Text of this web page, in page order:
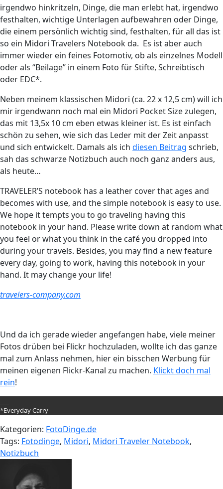
irgendwo hinkritzeln, Dinge, die man erlebt hat, irgendwo
festhalten, wichtige Unterlagen aufbewahren oder Dinge,
die einem persönlich wichtig sind, festhalten, für all das ist
so ein Midori Travelers Notebook da. Es ist aber auch
immer wieder ein feines Fotomotiv, ob als einzelnes Modell
oder als “Beilage” in einem Foto für Stifte, Schreibtisch
oder EDC*.
Neben meinem klassischen Midori (ca. 22 x 12,5 cm) will ich
mir irgendwann noch mal ein Midori Pocket Size zulegen,
das mit 13,5x 10 cm eben etwas kleiner ist. Es ist einfach
schön zu sehen, wie sich das Leder mit der Zeit anpasst
und sich entwickelt. Damals als ich diesen Beitrag schrieb,
sah das schwarze Notizbuch auch noch ganz anders aus,
als heute…
TRAVELER’S notebook has a leather cover that ages and
becomes with use, and the simple notebook is easy to use.
We hope it tempts you to go traveling having this
notebook in your hand. Please write down at random what
you feel or what you think in the café you dropped into
during your travels. Besides, you may find a new feature
every day, going to work, having this notebook in your
hand. It may change your life!
travelers-company.com
Und da ich gerade wieder angefangen habe, viele meiner
Fotos drüben bei Flickr hochzuladen, wollte ich das ganze
mal zum Anlass nehmen, hier ein bisschen Werbung für
meinen eigenen Flickr-Kanal zu machen. Klickt doch mal
rein!
*Everyday Carry
Kategorien: FotoDinge.de
Tags: Fotodinge, Midori, Midori Traveler Notebook,
Notizbuch